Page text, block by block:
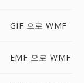
GIF 으로 WMF
EMF 으로 WMF